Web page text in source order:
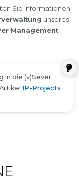
Sie Informationen
unseres
Management
in die (v)Sever
IP-Projects